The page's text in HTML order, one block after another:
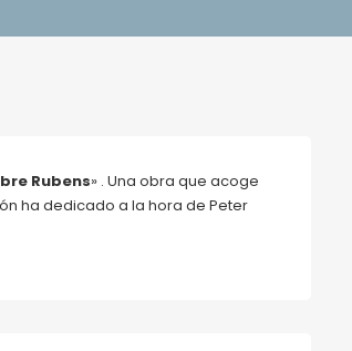
Rubens» . Una obra que acoge
ha dedicado a la hora de Peter